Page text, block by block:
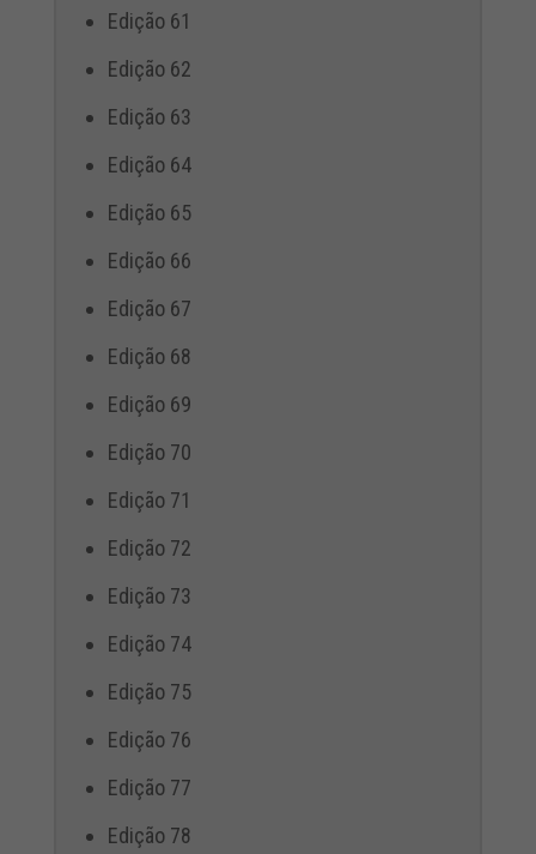
Edição 61
Edição 62
Edição 63
Edição 64
Edição 65
Edição 66
Edição 67
Edição 68
Edição 69
Edição 70
Edição 71
Edição 72
Edição 73
Edição 74
Edição 75
Edição 76
Edição 77
Edição 78